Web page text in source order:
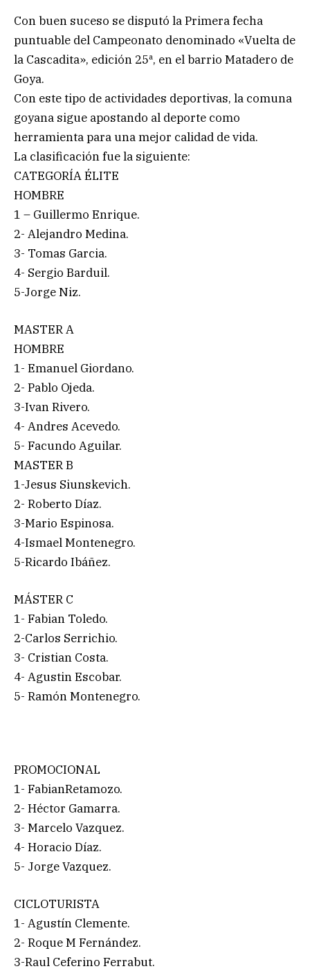
Con buen suceso se disputó la Primera fecha
puntuable del Campeonato denominado «Vuelta de
la Cascadita», edición 25ª, en el barrio Matadero de
Goya.
Con este tipo de actividades deportivas, la comuna
goyana sigue apostando al deporte como
herramienta para una mejor calidad de vida.
La clasificación fue la siguiente:
CATEGORÍA ÉLITE
HOMBRE
1 – Guillermo Enrique.
2- Alejandro Medina.
3- Tomas Garcia.
4- Sergio Barduil.
5-Jorge Niz.
MASTER A
HOMBRE
1- Emanuel Giordano.
2- Pablo Ojeda.
3-Ivan Rivero.
4- Andres Acevedo.
5- Facundo Aguilar.
MASTER B
1-Jesus Siunskevich.
2- Roberto Díaz.
3-Mario Espinosa.
4-Ismael Montenegro.
5-Ricardo Ibáñez.
MÁSTER C
1- Fabian Toledo.
2-Carlos Serrichio.
3- Cristian Costa.
4- Agustin Escobar.
5- Ramón Montenegro.
PROMOCIONAL
1- FabianRetamozo.
2- Héctor Gamarra.
3- Marcelo Vazquez.
4- Horacio Díaz.
5- Jorge Vazquez.
CICLOTURISTA
1- Agustín Clemente.
2- Roque M Fernández.
3-Raul Ceferino Ferrabut.